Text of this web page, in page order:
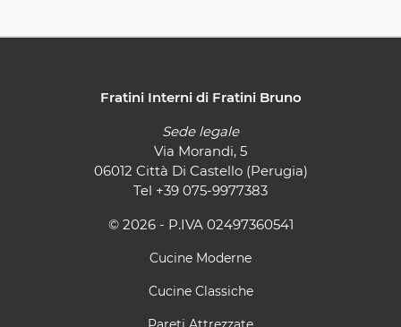
Fratini Interni di Fratini Bruno
Sede legale
Via Morandi, 5
06012 Città Di Castello (Perugia)
Tel +39 075-9977383
© 2026 - P.IVA 02497360541
Cucine Moderne
Cucine Classiche